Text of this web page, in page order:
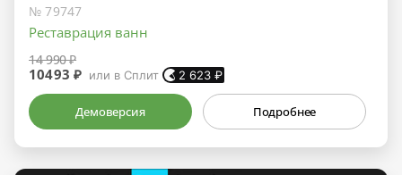
№ 79747
Реставрация ванн
14 990 ₽
10493 ₽ или в Сплит 2 623 ₽
Демоверсия Подробнее